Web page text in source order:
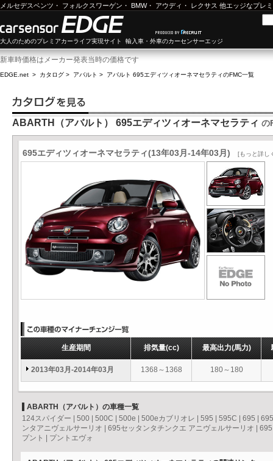
メルセデスベンツ ・ フォルクスワーゲン ・ BMW・ アウディ ・ レクサス 他エッジなプレ
大人のためのプレミアカーライフ実現サイト 輸入車・外車のカーセンサーエッジ
新車時価格はメーカー発表当時の価格です
EDGE.net > カタログ > アバルト > アバルト 695エディツィオーネマセラティのFMC一覧
ABARTH（アバルト） 695エディツィオーネマセラティ の
695エディツィオーネマセラティ(13年03月-14年03月) [もっと詳し
生産期間 排気量(cc) 最高出力(馬力)
2013年03月-2014年03月 1368～1368 180～180
ABARTH（アバルト）の車種一覧
124スパイダー
500 500C 500e 500eカブリオレ 595 595C 695
ンタアニヴェルサーリオ
695セッタンタチンクエ アニヴェルサーリオ
プント
プントエヴォ